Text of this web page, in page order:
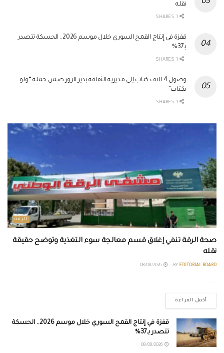
نقله
قفزة في إنتاج القمح السوري خلال موسم 2026.. الحسكة تتصدر
بـ37%
وصول 4 آلاف كتاب إلى مديرية الثقافة بدير الزور ضمن حملة “ولو
بكتاب”
الرقة
صحة الرقة تنفي إغلاق قسم معالجة سوء التغذية وتوضح حقيقة
نقله
BY EDITORIAL BOARD
...
أكمل القراءة
قفزة في إنتاج القمح السوري خلال موسم 2026.. الحسكة
تتصدر بـ37%